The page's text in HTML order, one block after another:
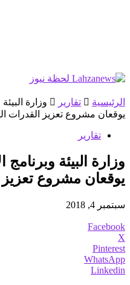
الرئيسية تقارير
وزارة
يوقعان مشروع تعزيز القدرات
تقارير
وزارة البيئة وبرنامج
يوقعان مشروع تعزيز
سبتمبر 4, 2018
Facebook
X
Pinterest
WhatsApp
Linkedin